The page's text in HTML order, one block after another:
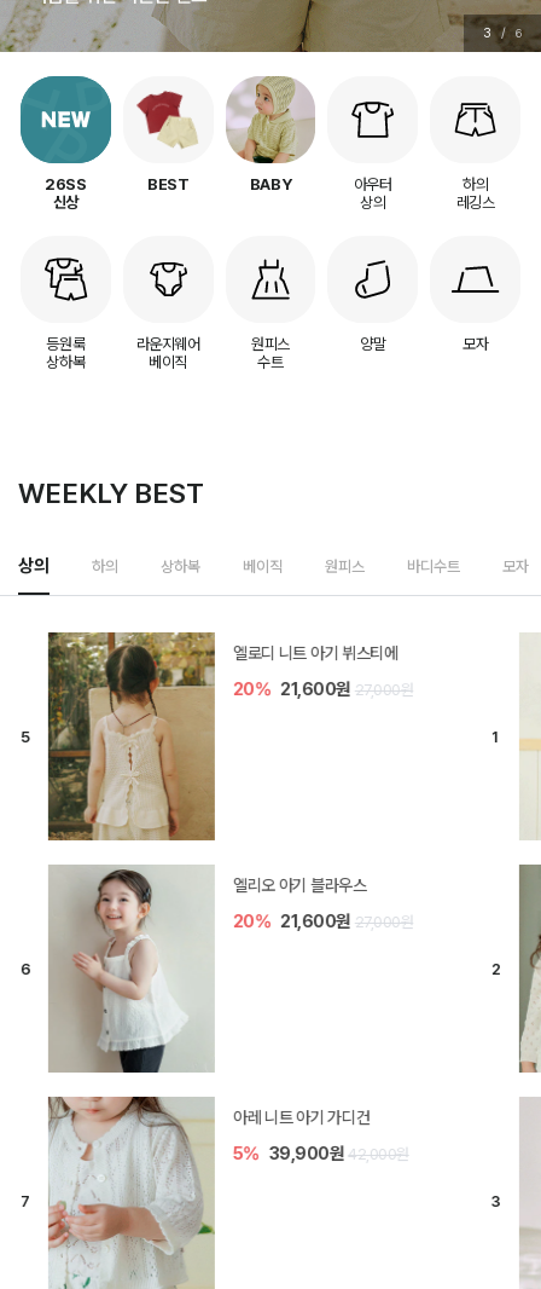
3 / 6
26SS
신상
BEST BABY
아우터
상의
하의
레깅스
등원룩
상하복
라운지웨어
베이직
원피스
수트
양말 모자
WEEKLY BEST
상의 하의 상하복 베이직 원피스 바디수트 모자
해피 베베 요루 썸머 바지
10% 19,800원 22,000원
해피 베베 요루 썸머 블루머
10% 17,100원 19,000원
[SIZE ~6Y] 비토 와이드 데님 반바
지